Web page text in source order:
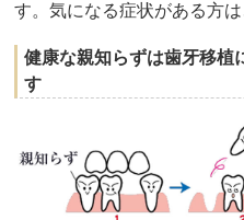
す。気になる症状がある方
健康な親知らずは歯牙移植
す